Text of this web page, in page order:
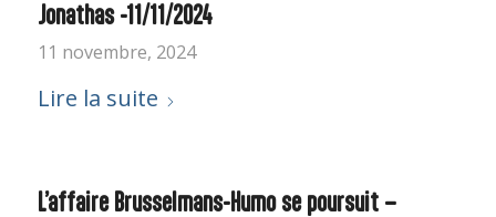
Jonathas -11/11/2024
11 novembre, 2024
Lire la suite
L’affaire Brusselmans-Humo se poursuit –